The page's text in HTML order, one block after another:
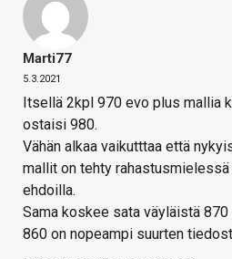
Marti77
5.3.2021
Itsellä 2kpl 970 evo plus mallia
ostaisi 980.
Vähän alkaa vaikutttaa että
mallit on tehty
ehdoilla.
Sama koskee sata väyläistä
860 on nopeampi suurten